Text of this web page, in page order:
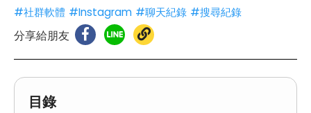
#社群軟體 #Instagram #聊天紀錄 #搜尋紀錄
分享給朋友
目錄